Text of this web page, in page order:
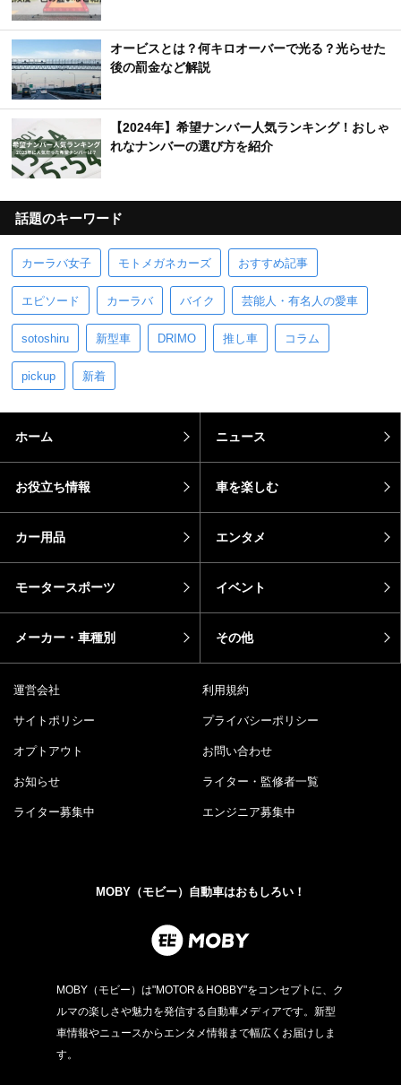
オービスとは？何キロオーバーで光る？光らせた
後の罰金など解説
【2024年】希望ナンバー人気ランキング！おしゃ
れなナンバーの選び方を紹介
話題のキーワード
カーラバ女子 モトメガネカーズ おすすめ記事
エピソード カーラバ バイク 芸能人・有名人の愛車
sotoshiru 新型車 DRIMO 推し車 コラム
pickup 新着
ホーム ニュース
お役立ち情報 車を楽しむ
カー用品 エンタメ
モータースポーツ イベント
メーカー・車種別 その他
運営会社 利用規約
サイトポリシー プライバシーポリシー
オプトアウト お問い合わせ
お知らせ ライター・監修者一覧
ライター募集中 エンジニア募集中
MOBY（モビー）自動車はおもしろい！
MOBY（モビー）は"MOTOR＆HOBBY"をコンセプトに、ク
ルマの楽しさや魅力を発信する自動車メディアです。新型
車情報やニュースからエンタメ情報まで幅広くお届けしま
す。